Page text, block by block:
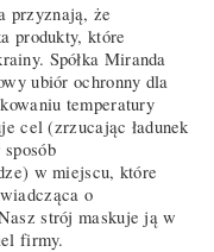
przyznają, że
produkty, które
Spółka Miranda
ubiór ochronny dla
temperatury
cel (zrzucając ładunek
w miejscu, które
o
strój maskuje ją w
firmy.